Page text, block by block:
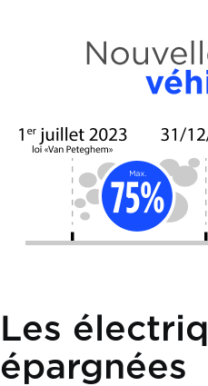
Les
épargnées